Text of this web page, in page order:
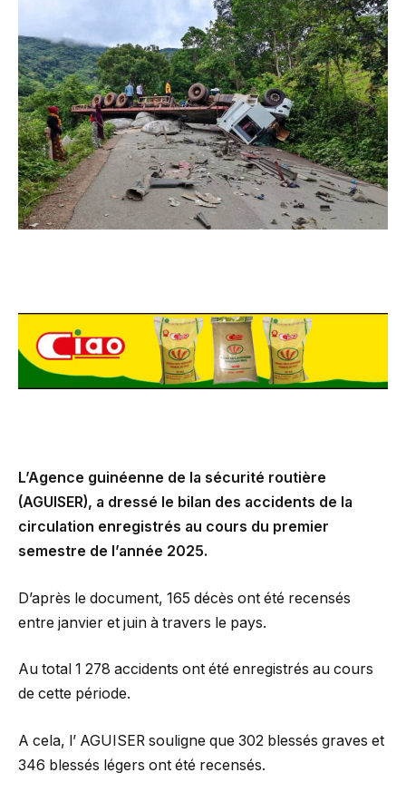
L’Agence guinéenne de la sécurité routière
(AGUISER), a dressé le bilan des accidents de la
circulation enregistrés au cours du premier
semestre de l’année 2025.
D’après le document, 165 décès ont été recensés
entre janvier et juin à travers le pays.
Au total 1 278 accidents ont été enregistrés au cours
de cette période.
A cela, l’ AGUISER souligne que 302 blessés graves et
346 blessés légers ont été recensés.